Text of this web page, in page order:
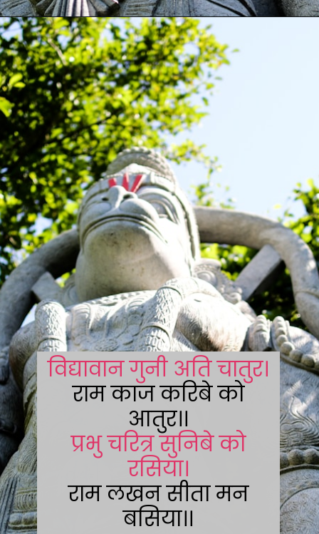
विद्यावान गुनी अति चातुर।
राम काज करिबे को
प्रभु चरित्र सुनिबे को
रसिया।
राम लखन सीता मन
बसिया।।